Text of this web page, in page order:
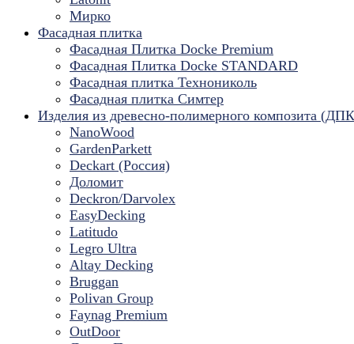
Мирко
Фасадная плитка
Фасадная Плитка Docke Premium
Фасадная Плитка Docke STANDARD
Фасадная плитка Технониколь
Фасадная плитка Симтер
Изделия из древесно-полимерного композита
NanoWood
GardenParkett
Deckart (Россия)
Доломит
Deckron/Darvolex
EasyDecking
Latitudo
Legro Ultra
Altay Decking
Bruggan
Polivan Group
Faynag Premium
OutDoor